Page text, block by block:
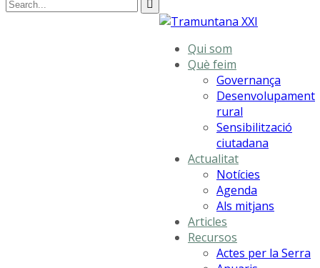
Qui som
Què feim
Governança
Desenvolupament
rural
Sensibilització
ciutadana
Actualitat
Notícies
Agenda
Als mitjans
Articles
Recursos
Actes per la Serra